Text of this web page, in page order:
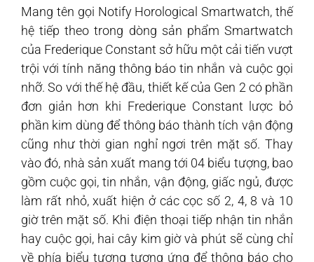
Mang tên gọi Notify Horological Smartwatch, thế
hệ tiếp theo trong dòng sản phẩm Smartwatch
của Frederique Constant sở hữu một cải tiến vượt
trội với tính năng thông báo tin nhắn và cuộc gọi
nhỡ. So với thế hệ đầu, thiết kế của Gen 2 có phần
đơn giản hơn khi Frederique Constant lược bỏ
phần kim dùng để thông báo thành tích vận động
cũng như thời gian nghỉ ngơi trên mặt số. Thay
vào đó, nhà sản xuất mang tới 04 biểu tượng, bao
gồm cuộc gọi, tin nhắn, vận động, giấc ngủ, được
làm rất nhỏ, xuất hiện ở các cọc số 2, 4, 8 và 10
giờ trên mặt số. Khi điện thoại tiếp nhận tin nhắn
hay cuộc gọi, hai cây kim giờ và phút sẽ cùng chỉ
về phía biểu tượng tương ứng để thông báo cho